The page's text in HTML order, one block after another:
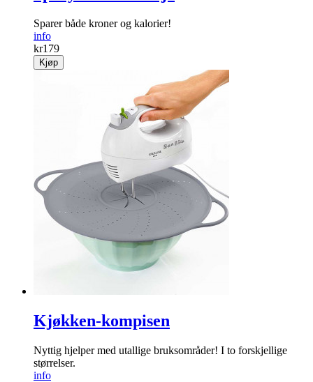
Sparer både kroner og kalorier!
info
kr179
Kjøp
Kjøkken-kompisen
Nyttig hjelper med utallige bruks­områder! I to forskjellige
størrelser.
info